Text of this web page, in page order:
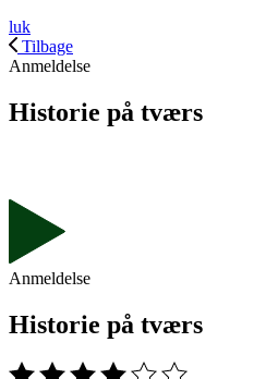
luk
Tilbage
Anmeldelse
Historie på tværs
Anmeldelse
Historie på tværs